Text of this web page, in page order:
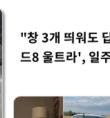
"창 3개 띄워도
드8 울트라', 일